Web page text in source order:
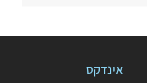
אינדקס